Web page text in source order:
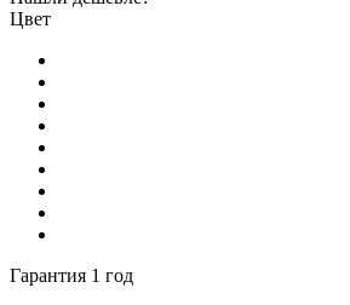
Цвет
Гарантия 1 год